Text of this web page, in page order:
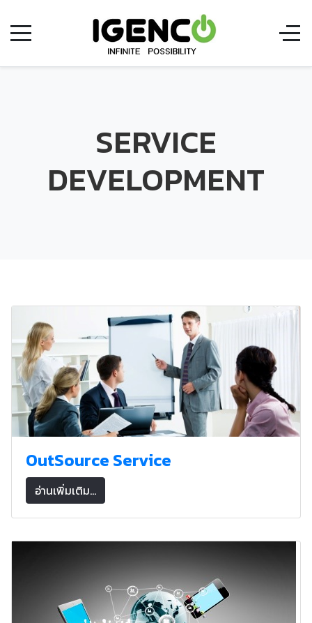
SERVICE
DEVELOPMENT
OutSource Service
อ่านเพิ่มเติม...